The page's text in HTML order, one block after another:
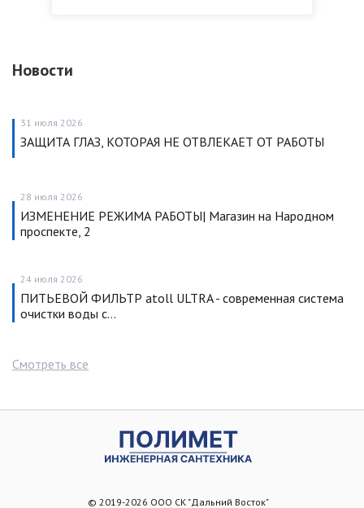
Новости
31 июля 2026
ЗАЩИТА ГЛАЗ, КОТОРАЯ НЕ ОТВЛЕКАЕТ ОТ РАБОТЫ
28 июля 2026
ИЗМЕНЕНИЕ РЕЖИМА РАБОТЫ| Магазин на Народном
проспекте, 2
24 июля 2026
ПИТЬЕВОЙ ФИЛЬТР atoll ULTRA - современная система
очистки воды с…
Смотреть все
© 2019-2026 ООО СК "Дальний Восток"